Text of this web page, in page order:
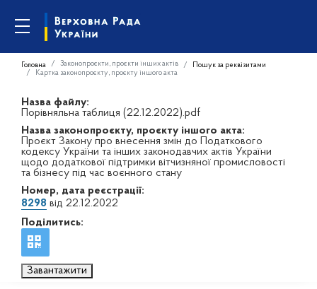
Головна Законопроєкти, проєкти інших актів
Пошук за реквізитами
Картка законопроєкту, проєкту іншого акта
Назва файлу:
Порівняльна таблиця (22.12.2022).pdf
Назва законопроєкту, проєкту іншого акта:
Проєкт Закону про внесення змін до Податкового
кодексу України та інших законодавчих актів України
щодо додаткової підтримки вітчизняної промисловості
та бізнесу під час воєнного стану
Номер, дата реєстрації:
8298 від 22.12.2022
Поділитись:
Завантажити